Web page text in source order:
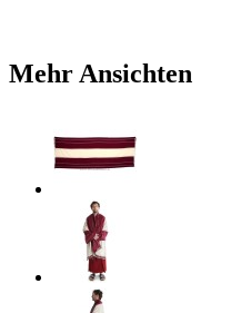
Mehr Ansichten